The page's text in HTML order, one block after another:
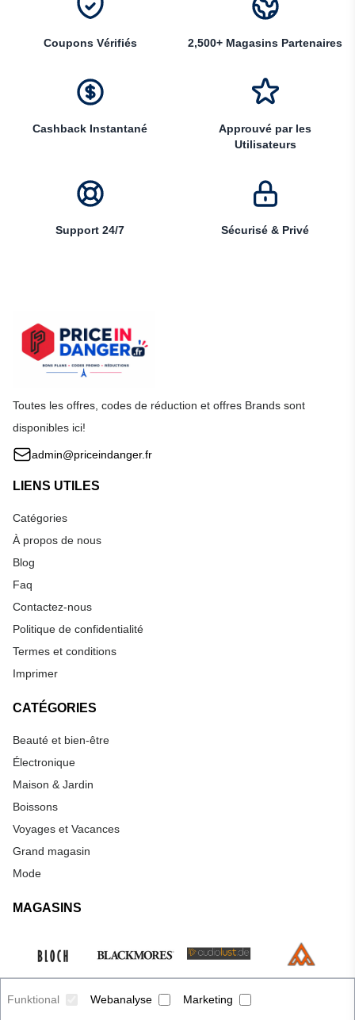
Coupons Vérifiés 2,500+ Magasins Partenaires
Cashback Instantané
Approuvé par les
Utilisateurs
Support 24/7 Sécurisé & Privé
Funktional Webanalyse Marketing
Toutes les offres, codes de réduction et offres Brands sont
disponibles ici!
admin@priceindanger.fr
LIENS UTILES
Catégories
À propos de nous
Blog
Faq
Contactez-nous
Politique de confidentialité
Termes et conditions
Imprimer
CATÉGORIES
Beauté et bien-être
Électronique
Maison & Jardin
Boissons
Voyages et Vacances
Grand magasin
Mode
MAGASINS